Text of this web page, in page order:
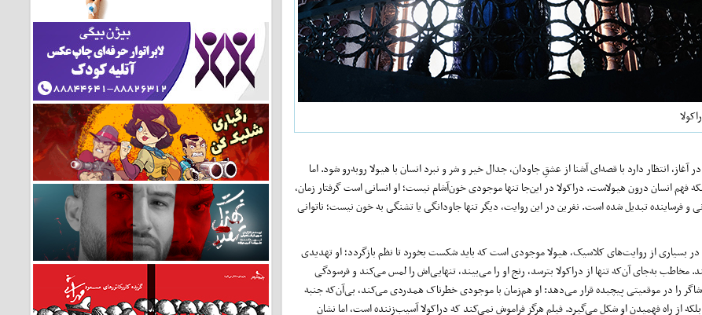
انتظار دارد با قصه‌ای آشنا از عشقِ جاودان، جدال خیر و شر و نبرد انسان با هیولا روبه‌رو شود. اما
انسان درون هیولاست. دراکولا در این‌جا تنها موجودی خون‌آشام نیست؛ او انسانی است گرفتار زمان،
فرساینده تبدیل شده است. نفرین در این روایت، دیگر تنها جاودانگی یا تشنگی به خون نیست؛ ناتوانی
بسیاری از روایت‌های کلاسیک، هیولا موجودی است که باید شکست بخورد تا نظم بازگردد؛ او تهدیدی
مخاطب به‌جای آن‌که تنها از دراکولا بترسد، رنج او را می‌بیند، تنهایی‌اش را لمس می‌کند و فرسودگی
را در موقعیتی پیچیده قرار می‌دهد: او هم‌زمان با موجودی خطرناک همدردی می‌کند، بی‌آن‌که جنبه
از راه فهمیدن او شکل می‌گیرد. فیلم هرگز فراموش نمی‌کند که دراکولا آسیب‌زننده است، اما نشان